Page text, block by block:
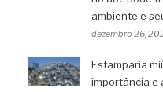
ambiente e
dezembro 26,
Estamparia
importância e